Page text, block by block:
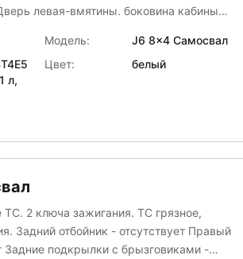
левая-вмятины. боковина кабины
Модель:
J6 8x4 Самосвал
л,
Цвет: белый
ТС. 2 ключа зажигания. ТС грязное,
отбойник - отсутствует Правый